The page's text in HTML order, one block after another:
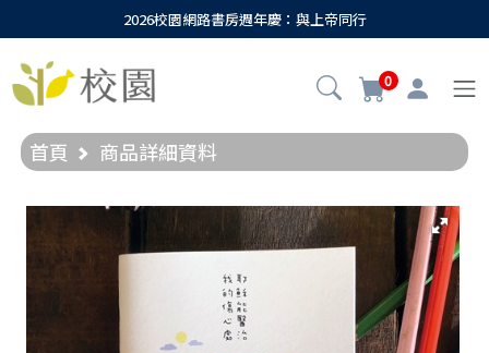
2026校園網路書房週年慶：與上帝同行
0
首頁 商品詳細資料